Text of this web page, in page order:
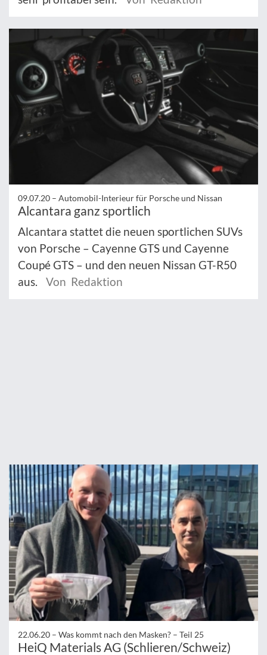
09.07.20 – Automobil-Interieur für Porsche und Nissan
Alcantara ganz sportlich
Alcantara stattet die neuen sportlichen SUVs
von Porsche – Cayenne GTS und Cayenne
Coupé GTS – und den neuen Nissan GT-R50
aus.
Von Redaktion
22.06.20 – Was kommt nach den Masken? – Teil 25
HeiQ Materials AG (Schlieren/Schweiz)